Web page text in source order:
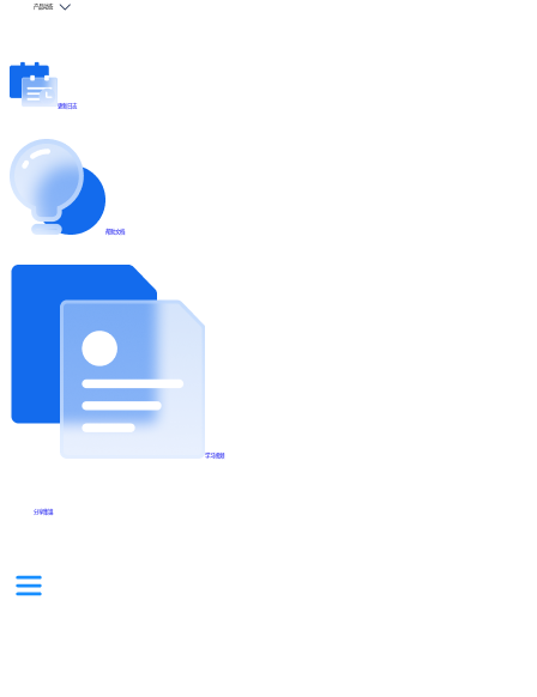
产品动态
更新日志
帮助文档
学习视频
分享集锦